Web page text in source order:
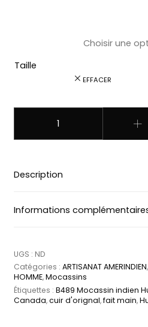
Taille
EFFACER
Description
Informations
UGS : ND
Catégories : ARTISANAT AMERINDIEN,
HOMME,Mocassins
Étiquettes : B489 Mocassin indien
Canada,cuir d'orignal,fait main,